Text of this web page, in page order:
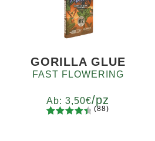
auf
Kundenb
ewertung
GORILLA GLUE
FAST FLOWERING
Ab:3,50€/pz
(88)